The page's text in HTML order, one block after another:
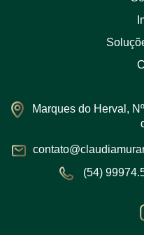
Marques do Herval,
(54)